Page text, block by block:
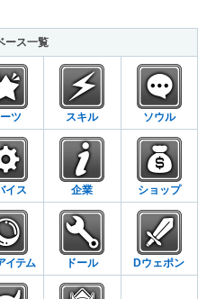
ース一覧
ツ スキル ソウル
イス 企業 ショップ
イテム ドール Dウェポン